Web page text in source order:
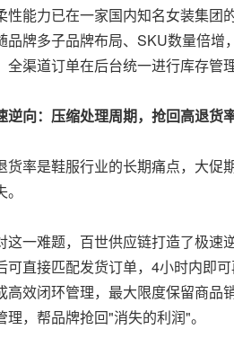
性能力已在一家国内知名女装集团
品牌多子品牌布局、SKU数量倍增
全渠道订单在后台统一进行库存管
逆向：压缩处理周期，抢回高退货
货率是鞋服行业的长期痛点，大促
这一难题，百世供应链打造了极速
可直接匹配发货订单，4小时内即
高效闭环管理，最大限度保留商品
理，帮品牌抢回"消失的利润"。